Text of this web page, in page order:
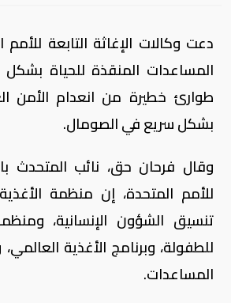
دعت وكالات الإغاثة التابعة للأمم
المساعدات المنقذة للحياة
طوارئ خطيرة من انعدام الأمن
بشكل سريع في الصومال.
وقال فرحان حق، نائب المتحدث
للأمم المتحدة، إن منظمة
تنسيق الشؤون الإنسانية،
للطفولة، وبرنامج الأغذية
المساعدات.